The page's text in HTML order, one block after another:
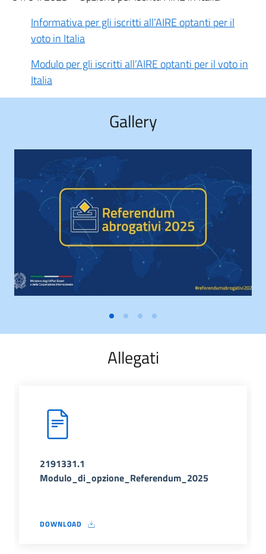
Informativa per gli iscritti all’AIRE optanti per il
voto in Italia
Modulo per gli iscritti all’AIRE optanti per il voto in
Italia
Gallery
Allegati
2191331.1
Modulo_di_opzione_Referendum_2025
DOWNLOAD
2191331.1 MODULO_DI_OPZIONE_REFERENDUM_2025